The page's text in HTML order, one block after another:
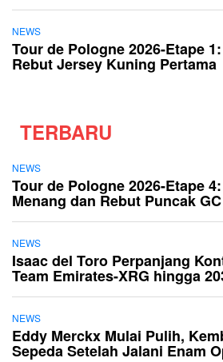
NEWS
Tour de Pologne 2026-Etape
Rebut Jersey Kuning Pertama
TERBARU
NEWS
Tour de Pologne 2026-Etape
Menang dan Rebut Puncak GC
NEWS
Isaac del Toro Perpanjang
Team Emirates-XRG hingga
NEWS
Eddy Merckx Mulai Pulih,
Sepeda Setelah Jalani Enam